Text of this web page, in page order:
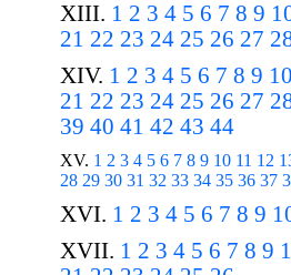
XIII. 1 2 3 4 5 6 7 8 9
21 22 23 24 25 26 27
XIV. 1 2 3 4 5 6 7 8 9
21 22 23 24 25 26 27
39 40 41 42 43 44
XV. 1 2 3 4 5 6 7 8 9 10 11 12
28 29 30 31 32 33 34 35 36 37
XVI. 1 2 3 4 5 6 7 8 9
XVII. 1 2 3 4 5 6 7 8 9